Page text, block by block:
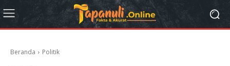
Beranda Politik